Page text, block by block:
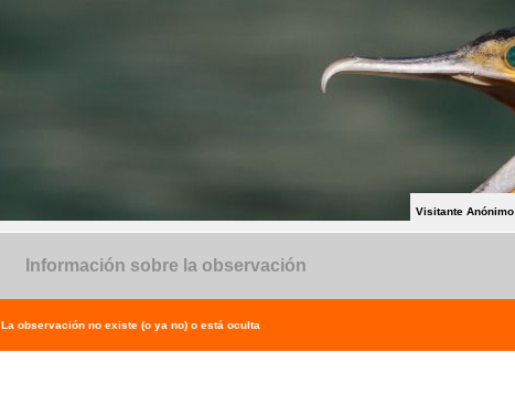
Visitante Anónimo
Información sobre la observación
La observación no existe (o ya no) o está oculta